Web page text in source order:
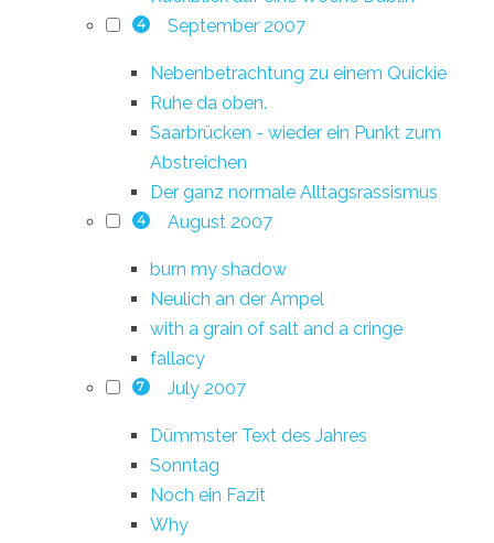
4 September 2007
Nebenbetrachtung zu einem Quickie
Ruhe da oben.
Saarbrücken - wieder ein Punkt zum
Abstreichen
Der ganz normale Alltagsrassismus
4 August 2007
burn my shadow
Neulich an der Ampel
with a grain of salt and a cringe
fallacy
7 July 2007
Dümmster Text des Jahres
Sonntag
Noch ein Fazit
Why